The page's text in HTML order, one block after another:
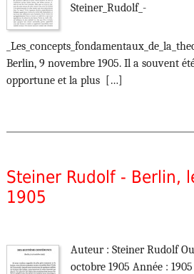
Steiner_Rudolf_-
Berlin, 9 novembre 1905. Il a souvent
opportune et la plus […]
Steiner Rudolf - Berlin,
1905
Auteur : Steiner Rudolf
octobre 1905 Année :